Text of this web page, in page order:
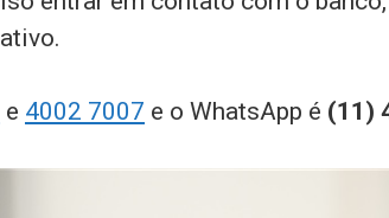
e 4002 7007 e o WhatsApp é (11)